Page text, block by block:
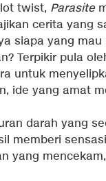
twist, Parasite
cerita yang
siapa yang mau
Terpikir pula
untuk
ide yang amat
darah yang
memberi
yang